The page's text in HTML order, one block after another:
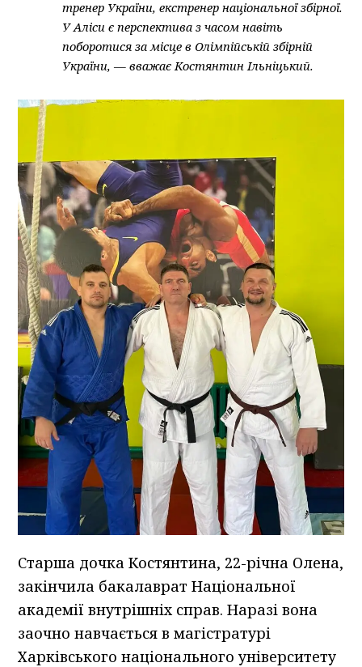
тренер України, екстренер національної збірної.
У Аліси є перспектива з часом навіть
поборотися за місце в Олімпійській збірній
України, — вважає Костянтин Ільніцький.
Старша дочка Костянтина, 22-річна Олена,
закінчила бакалаврат Національної
академії внутрішніх справ. Наразі вона
заочно навчається в магістратурі
Харківського національного університету